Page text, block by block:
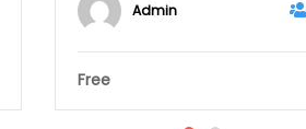
Admin
Free